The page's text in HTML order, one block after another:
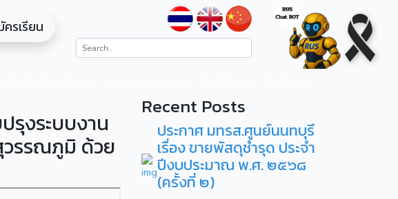
ครเรียน
รุงระบบงาน
วรรณภูมิ ด้วย
Recent Posts
ประกาศ มทรส.ศูนย์นนทบุรี
เรื่อง ขายพัสดุชำรุด ประจำ
ปีงบประมาณ พ.ศ. ๒๕๖๘
(ครั้งที่ ๒)